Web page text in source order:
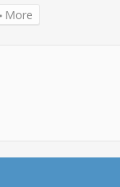
More